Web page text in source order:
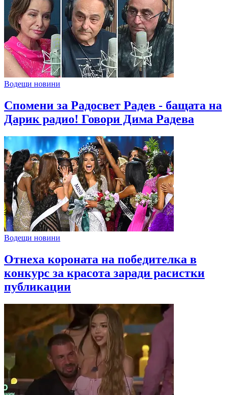
Водещи новини
Спомени за Радосвет Радев - бащата на
Дарик радио! Говори Дима Радева
Водещи новини
Отнеха короната на победителка в
конкурс за красота заради расистки
публикации